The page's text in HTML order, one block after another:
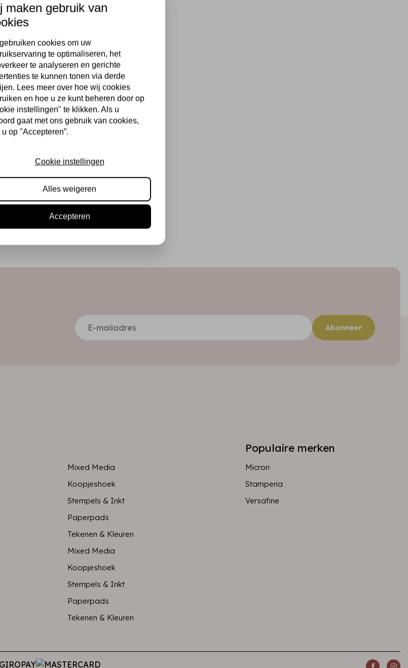
Abonneer
Mixed Media
Koopjeshoek
Stempels & Inkt
Paperpads
Tekenen & Kleuren
Mixed Media
Koopjeshoek
Stempels & Inkt
Paperpads
Tekenen & Kleuren
Populaire merken
Micron
Stamperia
Versafine
maken gebruik van
cookies om uw
te optimaliseren, het
te analyseren en gerichte
te kunnen tonen via derde
Lees meer over hoe wij cookies
en hoe u ze kunt beheren door op
instellingen" te klikken. Als u
gaat met ons gebruik van cookies,
u op "Accepteren”.
Cookie instellingen
Alles weigeren
Accepteren